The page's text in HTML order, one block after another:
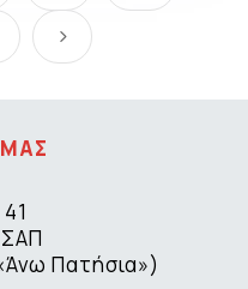
5
Πατήσια»)